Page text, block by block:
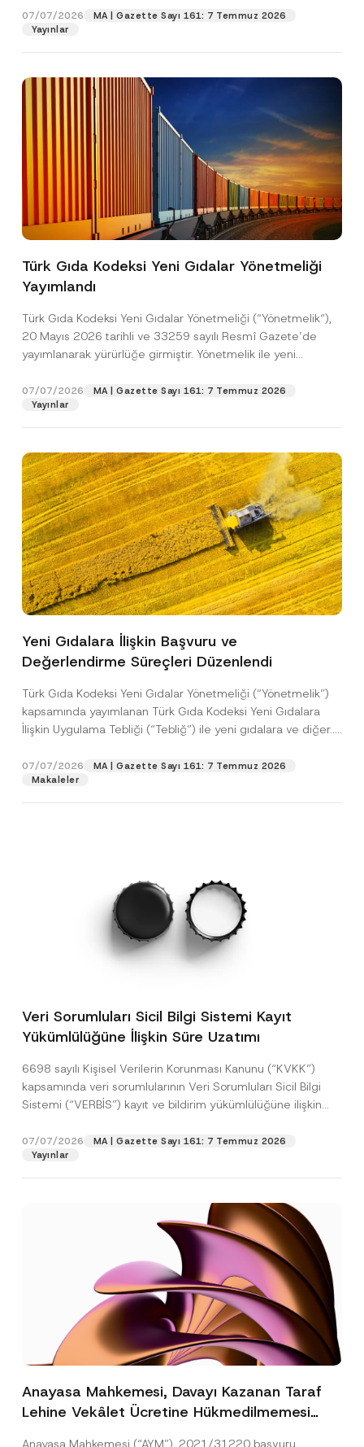
07/07/2026
MA | Gazette Sayı 161: 7 Temmuz 2026
Yayınlar
Türk Gıda Kodeksi Yeni Gıdalar Yönetmeliği
Yayımlandı
Türk Gıda Kodeksi Yeni Gıdalar Yönetmeliği (“Yönetmelik“),
20 Mayıs 2026 tarihli ve 33259 sayılı Resmî Gazete’de
yayımlanarak yürürlüğe girmiştir. Yönetmelik ile yeni
07/07/2026
MA | Gazette Sayı 161: 7 Temmuz 2026
Yayınlar
Yeni Gıdalara İlişkin Başvuru ve
Değerlendirme Süreçleri Düzenlendi
Türk Gıda Kodeksi Yeni Gıdalar Yönetmeliği (“Yönetmelik”)
kapsamında yayımlanan Türk Gıda Kodeksi Yeni Gıdalara
İlişkin Uygulama Tebliği (“Tebliğ”) ile yeni gıdalara ve diğer...
07/07/2026
MA | Gazette Sayı 161: 7 Temmuz 2026
Makaleler
Veri Sorumluları Sicil Bilgi Sistemi Kayıt
Yükümlülüğüne İlişkin Süre Uzatımı
6698 sayılı Kişisel Verilerin Korunması Kanunu (“KVKK”)
kapsamında veri sorumlularının Veri Sorumluları Sicil Bilgi
Sistemi (“VERBİS”) kayıt ve bildirim yükümlülüğüne ilişkin
07/07/2026
MA | Gazette Sayı 161: 7 Temmuz 2026
Yayınlar
Anayasa Mahkemesi, Davayı Kazanan Taraf
Lehine Vekâlet Ücretine Hükmedilmemesi
Anayasa Mahkemesi (“AYM”), 2021/31220 başvuru
Pozisyon
E-Posta Adresi
Telefon Numarası
N
m
a
r
a
P
r
v
y
T
e
l
e
f
o
n
P
i
v
a
c
o
t
c
*
Bu iletişim formu aracılığıyla sağlanan kişisel
anladım.
A
p
o
v
*
Bu iletişim formunu göndererek,aydınlatma
metninde açıklanan şekilde kişisel verilerimin